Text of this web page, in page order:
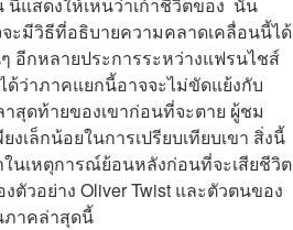
ะมีวิธีที่อธิบายความคลาดเคลื่อนนี้ได้
อีกหลายประการระหว่างแฟรนไชส์
ได้ว่าภาคแยกนี้อาจจะไม่ขัดแย้งกับ
าสุดท้ายของเขาก่อนที่จะตาย ผู้ชม
เล็กน้อยในการเปรียบเทียบเขา สิ่งนี้
นเหตุการณ์ย้อนหลังก่อนที่จะเสียชีวิต
วอย่าง Oliver Twist และตัวตนของ
ภาคล่าสุดนี้